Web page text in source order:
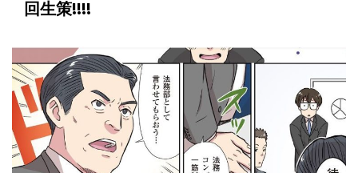
回生策!!!!